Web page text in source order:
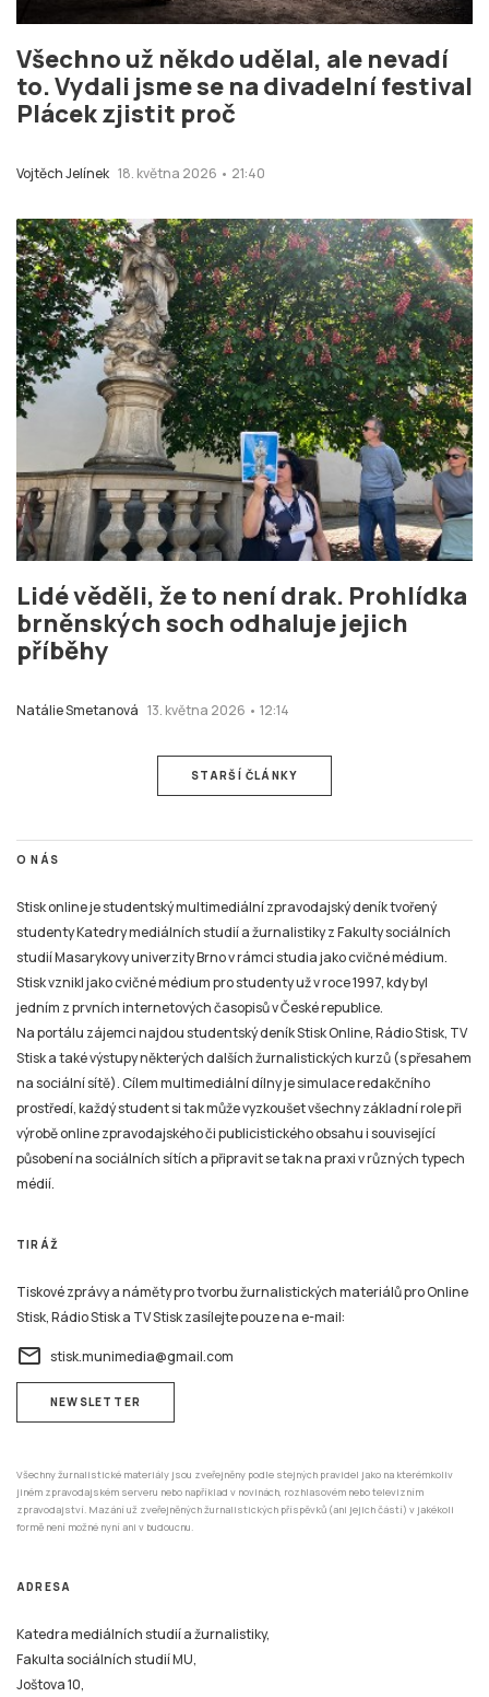
Všechno už někdo udělal, ale nevadí
to. Vydali jsme se na divadelní festival
Plácek zjistit proč
Vojtěch Jelínek 18. května 2026 • 21:40
Lidé věděli, že to není drak. Prohlídka
brněnských soch odhaluje jejich
příběhy
Natálie Smetanová 13. května 2026 • 12:14
STARŠÍ ČLÁNKY
O NÁS
Stisk online je studentský multimediální zpravodajský deník tvořený
studenty Katedry mediálních studií a žurnalistiky z Fakulty sociálních
studií Masarykovy univerzity Brno v rámci studia jako cvičné médium.
Stisk vznikl jako cvičné médium pro studenty už v roce 1997, kdy byl
jedním z prvních internetových časopisů v České republice.
Na portálu zájemci najdou studentský deník Stisk Online, Rádio Stisk, TV
Stisk a také výstupy některých dalších žurnalistických kurzů (s přesahem
na sociální sítě). Cílem multimediální dílny je simulace redakčního
prostředí, každý student si tak může vyzkoušet všechny základní role při
výrobě online zpravodajského či publicistického obsahu i související
působení na sociálních sítích a připravit se tak na praxi v různých typech
médií.
TIRÁŽ
Tiskové zprávy a náměty pro tvorbu žurnalistických materiálů pro Online
Stisk, Rádio Stisk a TV Stisk zasílejte pouze na e-mail:
email stisk.munimedia@gmail.com
NEWSLETTER
Všechny žurnalistické materiály jsou zveřejněny podle stejných pravidel jako na kterémkoliv
jiném zpravodajském serveru nebo například v novinách, rozhlasovém nebo televizním
zpravodajství. Mazání už zveřejněných žurnalistických příspěvků (ani jejich částí) v jakékoli
formě není možné nyní ani v budoucnu.
ADRESA
Katedra mediálních studií a žurnalistiky,
Fakulta sociálních studií MU,
Joštova 10,